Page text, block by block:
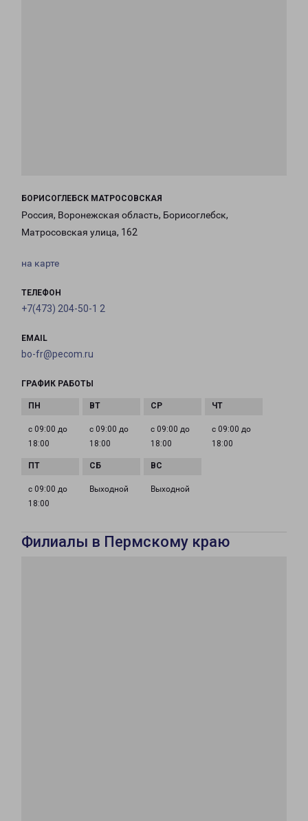
БОРИСОГЛЕБСК МАТРОСОВСКАЯ
Россия, Воронежская область, Борисоглебск,
Матросовская улица, 162
на карте
ТЕЛЕФОН
+7(473) 204-50-1 2
EMAIL
bo-fr@pecom.ru
ГРАФИК РАБОТЫ
с 09:00 до
18:00
с 09:00 до
18:00
с 09:00 до
18:00
с 09:00 до
18:00
с 09:00 до
18:00
Выходной Выходной
Филиалы в Пермскому краю